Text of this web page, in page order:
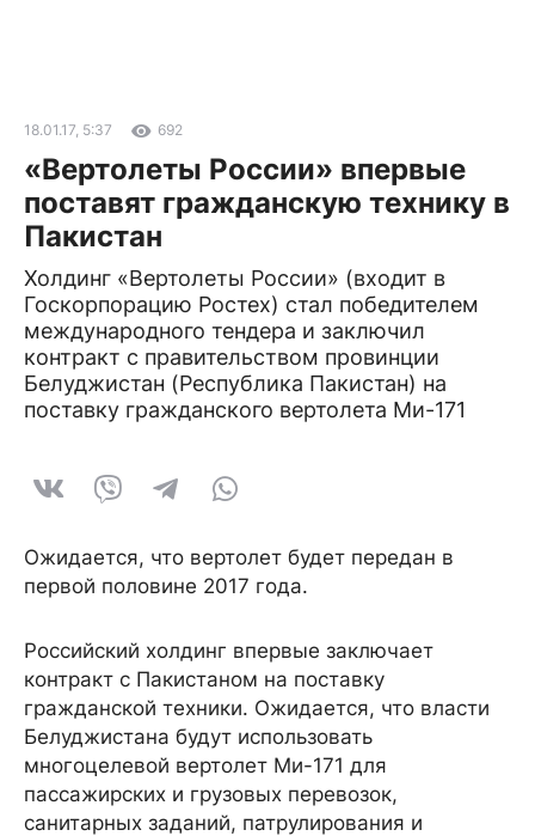
18.01.17, 5:37 692
«Вертолеты России» впервые
поставят гражданскую технику в
Пакистан
Холдинг «Вертолеты России» (входит в
Госкорпорацию Ростех) стал победителем
международного тендера и заключил
контракт с правительством провинции
Белуджистан (Республика Пакистан) на
поставку гражданского вертолета Ми-171
Ожидается, что вертолет будет передан в
первой половине 2017 года.
Российский холдинг впервые заключает
контракт с Пакистаном на поставку
гражданской техники. Ожидается, что власти
Белуджистана будут использовать
многоцелевой вертолет Ми-171 для
пассажирских и грузовых перевозок,
санитарных заданий, патрулирования и